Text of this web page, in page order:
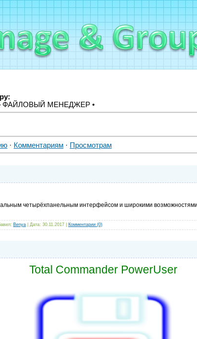
ФАЙЛОВЫЙ МЕНЕДЖЕР •
· Комментариям · Просмотрам
четырёхпанельным интерфейсом и широкими
Benya | Дата: 30.11.2017 Комментарии (0)
Total Commander PowerUser